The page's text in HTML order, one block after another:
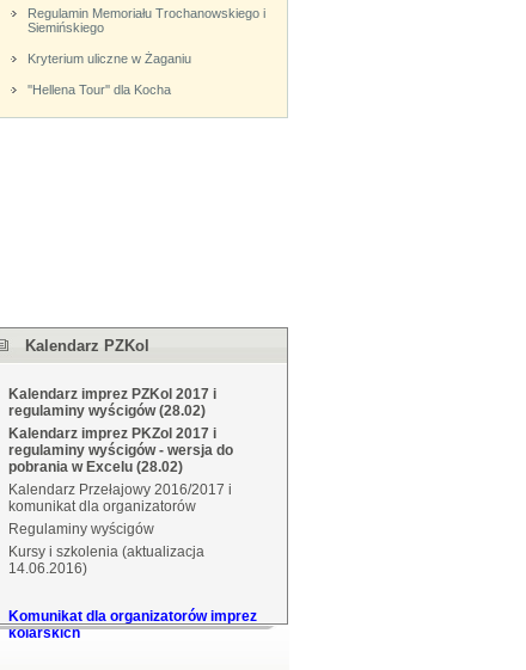
Regulamin Memoriału Trochanowskiego i
Siemińskiego
Kryterium uliczne w Żaganiu
''Hellena Tour'' dla Kocha
Kalendarz PZKol
Kalendarz imprez PZKol 2017 i
regulaminy wyścigów (28.02)
Kalendarz imprez PKZol 2017 i
regulaminy wyścigów - wersja do
pobrania w Excelu (28.02)
Kalendarz Przełajowy 2016/2017 i
komunikat dla organizatorów
Regulaminy wyścigów
Kursy i szkolenia (aktualizacja
14.06.2016)
Komunikat dla organizatorów imprez
kolarskich